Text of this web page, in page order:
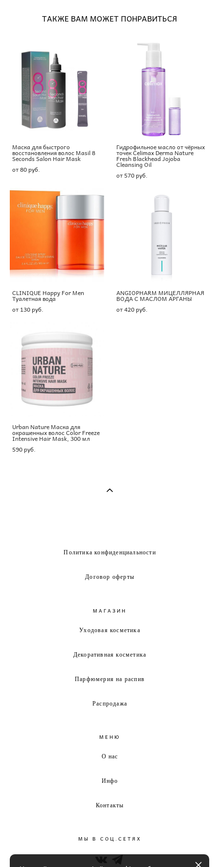
ТАКЖЕ ВАМ МОЖЕТ ПОНРАВИТЬСЯ
Маска для быстрого
восстановления волос Masil 8
Seconds Salon Hair Mask
от 80 pуб.
Гидрофильное масло от чёрных
точек Celimax Derma Nature
Fresh Blackhead Jojoba
Cleansing Oil
от 570 pуб.
CLINIQUE Happy For Men
Туалетная вода
от 130 pуб.
ANGIOPHARM МИЦЕЛЛЯРНАЯ
ВОДА С МАСЛОМ АРГАНЫ
от 420 pуб.
Urban Nature Маска для
окрашенных волос Color Freeze
Intensive Hair Mask, 300 мл
590 pуб.
Политика конфиденциальности
Договор оферты
МАГАЗИН
Уходовая косметика
Декоративная косметика
Парфюмерия на распив
Распродажа
МЕНЮ
О нас
Инфо
Контакты
МЫ В СОЦ.СЕТЯХ